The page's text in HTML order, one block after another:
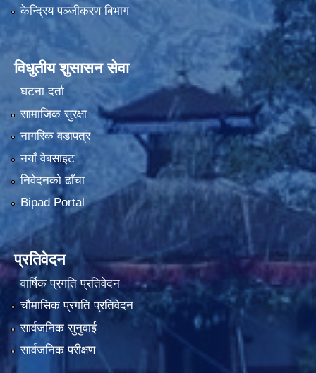
केन्द्रिय पञ्जीकरण बिभाग
विधुतीय शुसासन सेवा
घटना दर्ता
सामाजिक सुरक्षा
नागरिक वडापत्र
नयाँ वेबसाइट
निवेदनको ढाँचा
Bipad Portal
प्रतिवेदन
वार्षिक प्रगति प्रतिवेदन
चौमासिक प्रगति प्रतिवेदन
सार्वजनिक सुनुवाई
सार्वजनिक परीक्षण